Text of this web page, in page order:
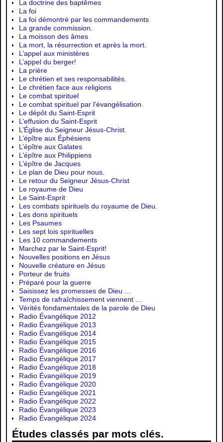
La doctrine des baptêmes
La foi
La foi démontré par les commandements
La grande commission.
La moisson des âmes
La mort, la résurrection et après la mort.
L’appel aux ministères
L’appel du berger!
La prière
Le chrétien et ses responsabilités.
Le chrétien face aux religions
Le combat spirituel
Le combat spirituel par l’évangélisation.
Le dépôt du Saint-Esprit
L’effusion du Saint-Esprit
L’Église du Seigneur Jésus-Christ.
L’épître aux Éphésiens
L’épître aux Galates
L’épître aux Philippiens
L’épître de Jacques
Le plan de Dieu pour nous.
Le retour du Seigneur Jésus-Christ
Le royaume de Dieu
Le Saint-Esprit
Les combats spirituels du royaume de Dieu.
Les dons spirituels
Les Psaumes
Les sept lois spirituelles
Les 10 commandements
Marchez par le Saint-Esprit!
Nouvelles positions en Jésus
Nouvelle créature en Jésus
Porteur de fruits
Préparé pour la guerre
Saisissez les promesses de Dieu …
Temps de rafraîchissement viennent …
Vérités fondamentales de la parole de Dieu
Radio Évangélique 2012
Radio Évangélique 2013
Radio Évangélique 2014
Radio Évangélique 2015
Radio Évangélique 2016
Radio Évangélique 2017
Radio Évangélique 2018
Radio Évangélique 2019
Radio Évangélique 2020
Radio Évangélique 2021
Radio Évangélique 2022
Radio Évangélique 2023
Radio Évangélique 2024
Études classés par mots clés.